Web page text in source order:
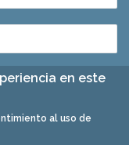
en este
al uso de